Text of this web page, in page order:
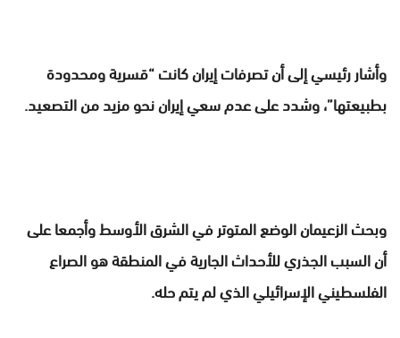
وأشار رئيسي إلى أن تصرفات إيران كانت “قسرية ومحدودة
بطبيعتها”، وشدد على عدم سعي إيران نحو مزيد من التصعيد.
وبحث الزعيمان الوضع المتوتر في الشرق الأوسط وأجمعا على
أن السبب الجذري للأحداث الجارية في المنطقة هو الصراع
الفلسطيني الإسرائيلي الذي لم يتم حله.